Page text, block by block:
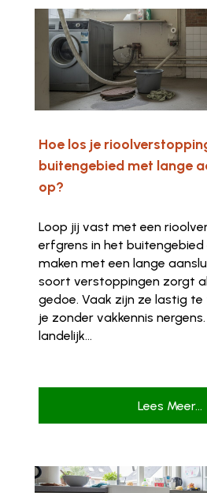
Hoe los je
buitengebied met lange
op?
Loop jij vast met een
erfgrens in het buitengebied
maken met een lange
soort verstoppingen zorgt
gedoe. Vaak zijn ze lastig te
je zonder vakkennis
landelijk...
Lees Meer...